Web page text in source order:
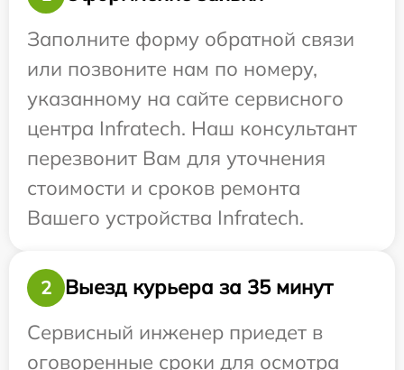
Заполните форму обратной связи
или позвоните нам по номеру,
указанному на сайте сервисного
центра Infratech. Наш консультант
перезвонит Вам для уточнения
стоимости и сроков ремонта
Вашего устройства Infratech.
2
Выезд курьера за 35 минут
Сервисный инженер приедет в
оговоренные сроки для осмотра